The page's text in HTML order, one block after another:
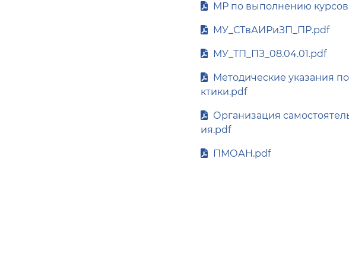
МР по выполнению
МУ_СТвАИРиЗП_ПР.pdf
МУ_ТП_ПЗ_08.04.01.pdf
Методические указания
ктики.pdf
Организация
ия.pdf
ПМОАН.pdf